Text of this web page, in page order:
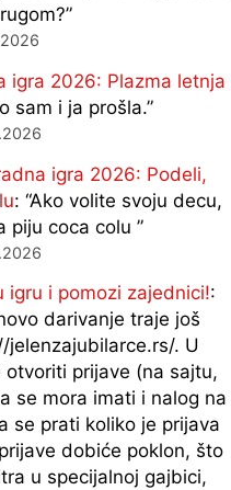
”
igra 2026: Plazma letnja
sam i ja prošla.”
igra 2026: Podeli,
: “Ako volite svoju decu,
piju coca colu ”
igru i pomozi zajednici!:
darivanje traje još
. U
prijave (na sajtu,
se mora imati i nalog na
se prati koliko je prijava
dobiće poklon, što
u specijalnoj gajbici,